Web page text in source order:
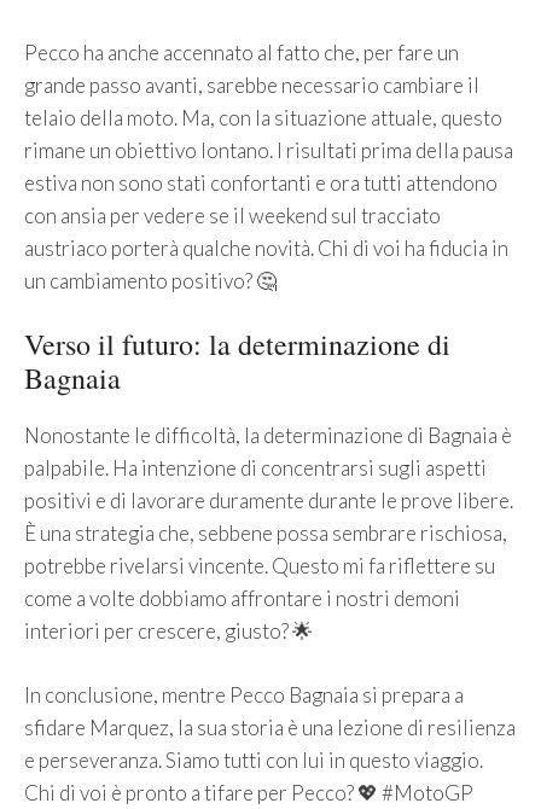
Pecco ha anche accennato al fatto che, per fare un
grande passo avanti, sarebbe necessario cambiare il
telaio della moto. Ma, con la situazione attuale, questo
rimane un obiettivo lontano. I risultati prima della pausa
estiva non sono stati confortanti e ora tutti attendono
con ansia per vedere se il weekend sul tracciato
austriaco porterà qualche novità. Chi di voi ha fiducia in
un cambiamento positivo? 🤔
Verso il futuro: la determinazione di
Bagnaia
Nonostante le difficoltà, la determinazione di Bagnaia è
palpabile. Ha intenzione di concentrarsi sugli aspetti
positivi e di lavorare duramente durante le prove libere.
È una strategia che, sebbene possa sembrare rischiosa,
potrebbe rivelarsi vincente. Questo mi fa riflettere su
come a volte dobbiamo affrontare i nostri demoni
interiori per crescere, giusto? 🌟
In conclusione, mentre Pecco Bagnaia si prepara a
sfidare Marquez, la sua storia è una lezione di resilienza
e perseveranza. Siamo tutti con lui in questo viaggio.
Chi di voi è pronto a tifare per Pecco? 💖 #MotoGP